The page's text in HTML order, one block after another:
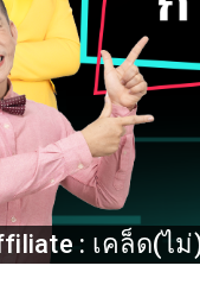
: เคล็ด(ไ